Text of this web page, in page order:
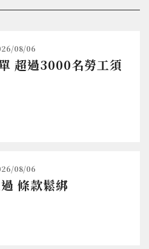
08/06
超過3000名勞工須
08/06
條款鬆綁